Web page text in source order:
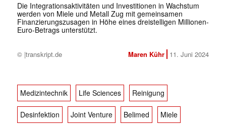
Die Integrationsaktivitäten und Investitionen in Wachstum
werden von Miele und Metall Zug mit gemeinsamen
Finanzierungszusagen in Höhe eines dreistelligen Millionen-
Euro-Betrags unterstützt.
© |transkript.de Maren Kühr 11. Juni 2024
Medizintechnik Life Sciences Reinigung
Desinfektion Joint Venture Belimed Miele